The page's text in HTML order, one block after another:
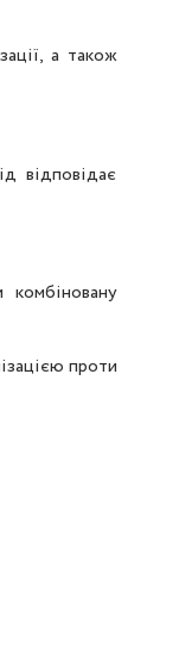
а також
відповідає
проти